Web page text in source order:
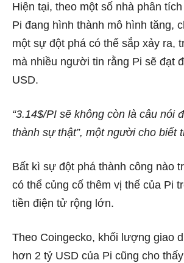
Hiện tại, theo một số nhà phân
Pi đang hình thành mô hình tăng,
một sự đột phá có thể sắp xảy ra,
mà nhiều người tin rằng Pi sẽ đạt
USD.
“3.14$/PI sẽ không còn là câu nói
thành sự thật”, một người cho biết
Bất kì sự đột phá thành công nào
có thể củng cố thêm vị thế của Pi
tiền điện tử rộng lớn.
Theo Coingecko, khối lượng giao
hơn 2 tỷ USD của Pi cũng cho